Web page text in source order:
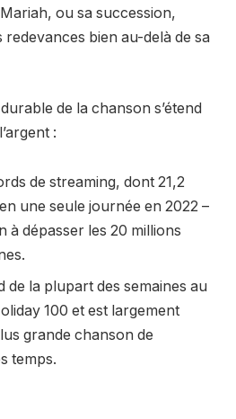
Mariah, ou sa succession,
bien au-delà de sa
de la chanson s’étend
:
de streaming, dont 21,2
une seule journée en 2022 –
à dépasser les 20 millions
de la plupart des semaines au
100 et est largement
grande chanson de
temps.